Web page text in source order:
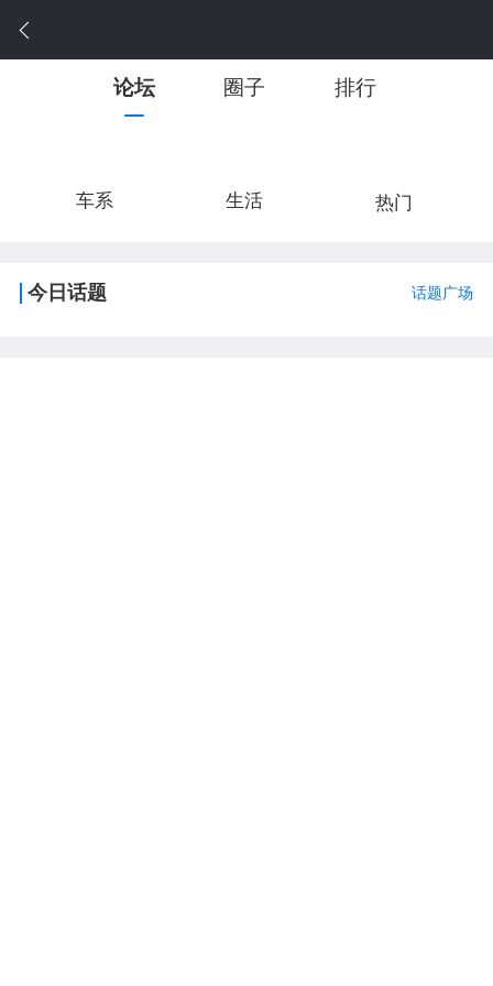
论坛 圈子 排行
车系 生活 热门
今日话题 话题广场